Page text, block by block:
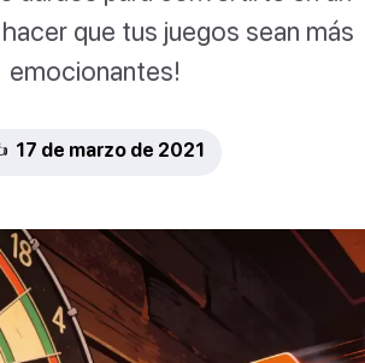
que tus juegos sean más
emocionantes!
17 de marzo de 2021